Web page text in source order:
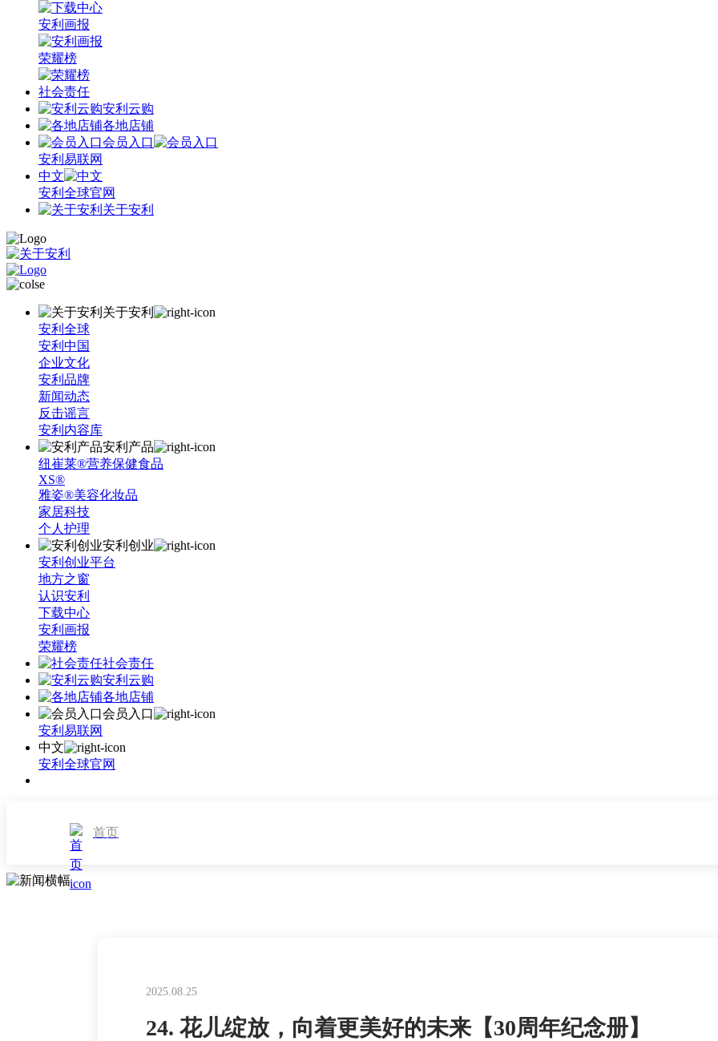
安利画报
荣耀榜
社会责任
安利云购
各地店铺
会员入口
安利易联网
中文
安利全球官网
关于安利
关于安利
安利全球
安利中国
企业文化
安利品牌
新闻动态
反击谣言
安利内容库
安利产品
纽崔莱®营养保健食品
XS®
雅姿®美容化妆品
家居科技
个人护理
安利创业
安利创业平台
地方之窗
认识安利
下载中心
安利画报
荣耀榜
社会责任
安利云购
各地店铺
会员入口
安利易联网
中文
安利全球官网
首页
2025.08.25
24. 花儿绽放，向着更美好的未来【30周年纪念册】